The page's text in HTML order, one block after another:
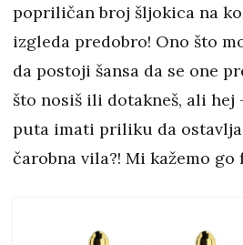
popriličan broj šljokica na
izgleda predobro! Ono što
da postoji šansa da se one
što nosiš ili dotakneš, ali hej
puta imati priliku da
čarobna vila?! Mi kažemo go